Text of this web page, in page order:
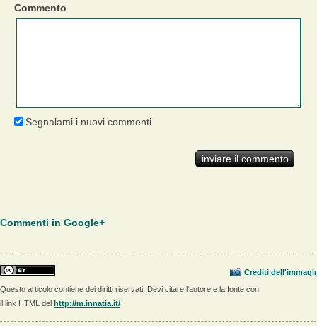
Commento
Segnalami i nuovi commenti
Commenti in Google+
Crediti
Questo articolo contiene dei diritti riservati. Devi citare l'autore e la fonte con
il link HTML del http://m.innatia.it/